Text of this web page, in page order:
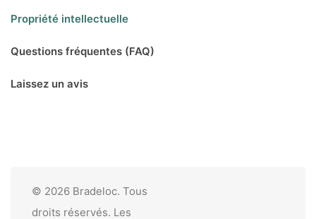
Propriété intellectuelle
Questions fréquentes (FAQ)
Laissez un avis
© 2026 Bradeloc. Tous
droits réservés. Les